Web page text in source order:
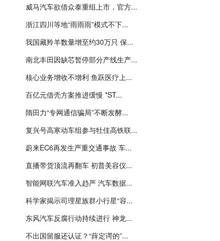
威马汽车欲借众泰重组上市，官方...
浙江四川等地“雨雨雨”模式不下...
我国藏羚羊数量增至约30万只 保...
南北丰田因缺芯暂停部分产线生产...
核心业务增收不增利 鱼跃医疗上...
百亿元借壳方案推进缓慢 *ST...
隋田力“专网通信骗局”不断发酵...
复兴号高寒动车组参与牡佳高铁联...
蔚来EC6再发生严重交通事故 车...
直播带货顶流再翻车 初普美容仪...
智能网联汽车准入趋严 汽车数据...
科学家揭示司理星族群小行星“容...
东风汽车反腐行动持续进行 神龙...
不出国留服还认证？“薛定谔的”...